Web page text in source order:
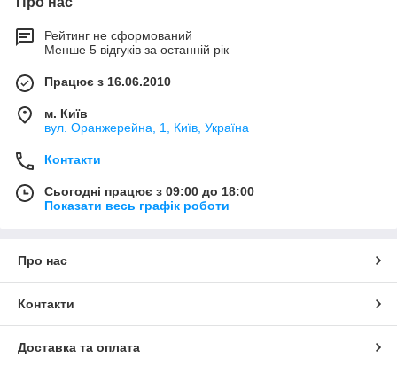
Рейтинг не сформований
Менше 5 відгуків за останній рік
Працює з 16.06.2010
м. Київ
вул. Оранжерейна, 1, Київ, Україна
Контакти
Сьогодні працює з 09:00 до 18:00
Показати весь графік роботи
Про нас
Контакти
Доставка та оплата